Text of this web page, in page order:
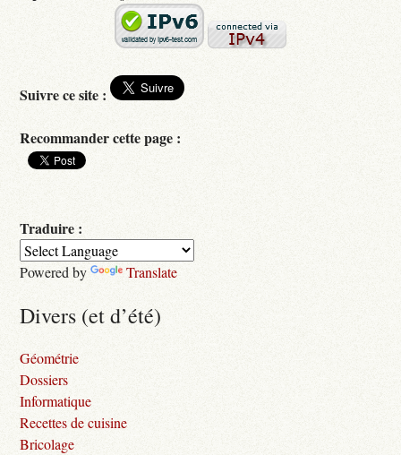
Suivre ce site :
Recommander cette page :
Traduire :
Powered by Translate
Divers (et d’été)
Géométrie
Dossiers
Informatique
Recettes de cuisine
Bricolage